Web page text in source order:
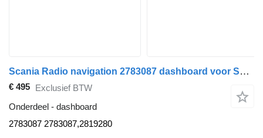
Scania Radio navigation 2783087 dashboard voor Scania vrachtwagen
€ 495 Exclusief BTW
Onderdeel - dashboard
2783087 2783087,2819280